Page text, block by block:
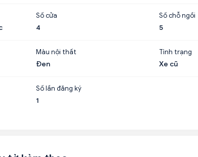
Số cửa
4
Số chỗ ngồi
5
Màu nội thất
Đen
Tình trạng
Xe cũ
Số lần đăng ký
1